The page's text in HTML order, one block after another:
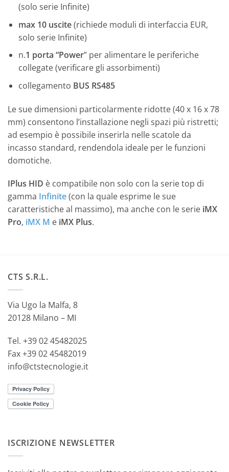
(solo serie Infinite)
max 10 uscite(richiede moduli di interfaccia EUR,
solo serie Infinite)
n.1 porta “Power” per alimentare le periferiche
collegate (verificare gli assorbimenti)
collegamento BUS RS485
Le sue dimensioni particolarmente ridotte (40 x 16 x 78
mm) consentono l’installazione negli spazi più ristretti;
ad esempio è possibile inserirla nelle scatole da
incasso standard, rendendola ideale per le funzioni
domotiche.
IPlus HID è compatibile non solo con la serie top di
gamma Infinite(con la quale esprime le sue
caratteristiche al massimo), ma anche con le serie iMX
Pro, iMX M e iMX Plus.
CTS S.R.L.
Via Ugo la Malfa, 8
20128 Milano – MI
Tel. +39 02 45482025
Fax +39 02 45482019
info@ctstecnologie.it
ISCRIZIONE NEWSLETTER